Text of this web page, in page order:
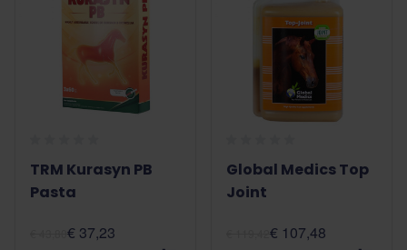
TRM Kurasyn PB
Pasta
€ 37,23
Global Medics Top
Joint
€ 107,48